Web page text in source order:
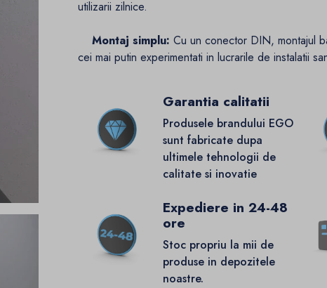
utilizarii zilnice.
Montaj simplu: Cu un conector DIN, montajul
cei mai putin experimentati in lucrarile de instalatii
Garantia calitatii
Produsele brandului EGO
sunt fabricate dupa
ultimele tehnologii de
calitate si inovatie
Expediere in 24-48
ore
Stoc propriu la mii de
produse in depozitele
noastre.